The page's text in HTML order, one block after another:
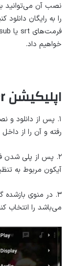
نصب آن می‌توانید به
را به رایگان
خواهیم داد.
اپلیکیشن MX Player
رفته و آن را از
۲. پس از پلی شدن
آیکون مربوط به تنظیمات که به
می‌باشد را انتخاب